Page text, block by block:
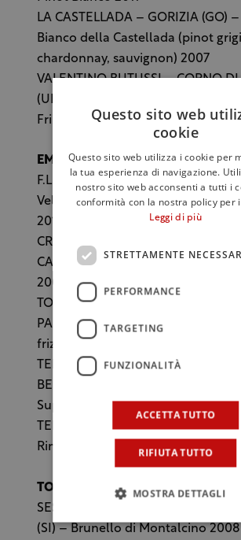
LA CASTELLADA – GORIZIA (GO)
Bianco della Castellada (pinot
chardonnay, sauvignon) 2007
VALENTINO BUTUSSI – CORNO DI
(UD) – Colli Orientali del Friuli
Friulano 2008
EMILIA ROMAGNA
F.LLI BONELLI – RIVERGARO (PC) –
Veleja Rosso “Due Querce”
2010
CROCI TENUTA VITIVINICOLA –
CASTELL’ARQUATO (PC) – Lubigo
2009
TOMASETTI FAMILY WINERY –
PARMENSE (PR) – La Cantante (r
frizzante)
TENUTA VILLA TRENTOLA –
BERTINORO (FC) – Sangiovese di
Superiore Riserva “Il Moro” 2009
TERRE DI FIUME – CORIANO (RN)
Rimini Rebola “Ferianus” 2011
TOSCANA
SESTA DI SOPRA – CASTELNUOVO
(SI) – Brunello di Montalcino 2008
Questo sito web
cookie
Questo sito web utilizza i cookie per
la tua esperienza di navigazione.
nostro sito web acconsenti a tutti i
conformità con la nostra policy per
Leggi di più
STRETTAMENTE
PERFORMANCE
TARGETING
FUNZIONALITÀ
ACCETTA TUTTO
RIFIUTA TUTTO
MOSTRA DETTAGLI